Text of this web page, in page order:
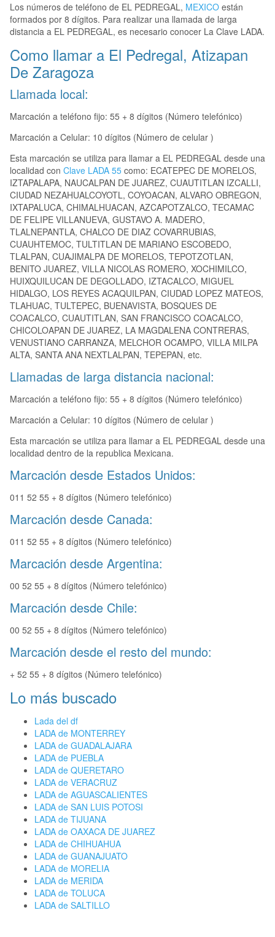
Los números de teléfono de EL PEDREGAL, MEXICO están
formados por 8 dígitos. Para realizar una llamada de larga
distancia a EL PEDREGAL, es necesario conocer La Clave LADA.
Como llamar a El Pedregal, Atizapan
De Zaragoza
Llamada local:
Marcación a teléfono fijo: 55 + 8 dígitos (Número telefónico)
Marcación a Celular: 10 dígitos (Número de celular )
Esta marcación se utiliza para llamar a EL PEDREGAL desde una
localidad con Clave LADA 55 como: ECATEPEC DE MORELOS,
IZTAPALAPA, NAUCALPAN DE JUAREZ, CUAUTITLAN IZCALLI,
CIUDAD NEZAHUALCOYOTL, COYOACAN, ALVARO OBREGON,
IXTAPALUCA, CHIMALHUACAN, AZCAPOTZALCO, TECAMAC
DE FELIPE VILLANUEVA, GUSTAVO A. MADERO,
TLALNEPANTLA, CHALCO DE DIAZ COVARRUBIAS,
CUAUHTEMOC, TULTITLAN DE MARIANO ESCOBEDO,
TLALPAN, CUAJIMALPA DE MORELOS, TEPOTZOTLAN,
BENITO JUAREZ, VILLA NICOLAS ROMERO, XOCHIMILCO,
HUIXQUILUCAN DE DEGOLLADO, IZTACALCO, MIGUEL
HIDALGO, LOS REYES ACAQUILPAN, CIUDAD LOPEZ MATEOS,
TLAHUAC, TULTEPEC, BUENAVISTA, BOSQUES DE
COACALCO, CUAUTITLAN, SAN FRANCISCO COACALCO,
CHICOLOAPAN DE JUAREZ, LA MAGDALENA CONTRERAS,
VENUSTIANO CARRANZA, MELCHOR OCAMPO, VILLA MILPA
ALTA, SANTA ANA NEXTLALPAN, TEPEPAN, etc.
Llamadas de larga distancia nacional:
Marcación a teléfono fijo: 55 + 8 dígitos (Número telefónico)
Marcación a Celular: 10 dígitos (Número de celular )
Esta marcación se utiliza para llamar a EL PEDREGAL desde una
localidad dentro de la republica Mexicana.
Marcación desde Estados Unidos:
011 52 55 + 8 dígitos (Número telefónico)
Marcación desde Canada:
011 52 55 + 8 dígitos (Número telefónico)
Marcación desde Argentina:
00 52 55 + 8 dígitos (Número telefónico)
Marcación desde Chile:
00 52 55 + 8 dígitos (Número telefónico)
Marcación desde el resto del mundo:
+ 52 55 + 8 dígitos (Número telefónico)
Lo más buscado
Lada del df
LADA de MONTERREY
LADA de GUADALAJARA
LADA de PUEBLA
LADA de QUERETARO
LADA de VERACRUZ
LADA de AGUASCALIENTES
LADA de SAN LUIS POTOSI
LADA de TIJUANA
LADA de OAXACA DE JUAREZ
LADA de CHIHUAHUA
LADA de GUANAJUATO
LADA de MORELIA
LADA de MERIDA
LADA de TOLUCA
LADA de SALTILLO